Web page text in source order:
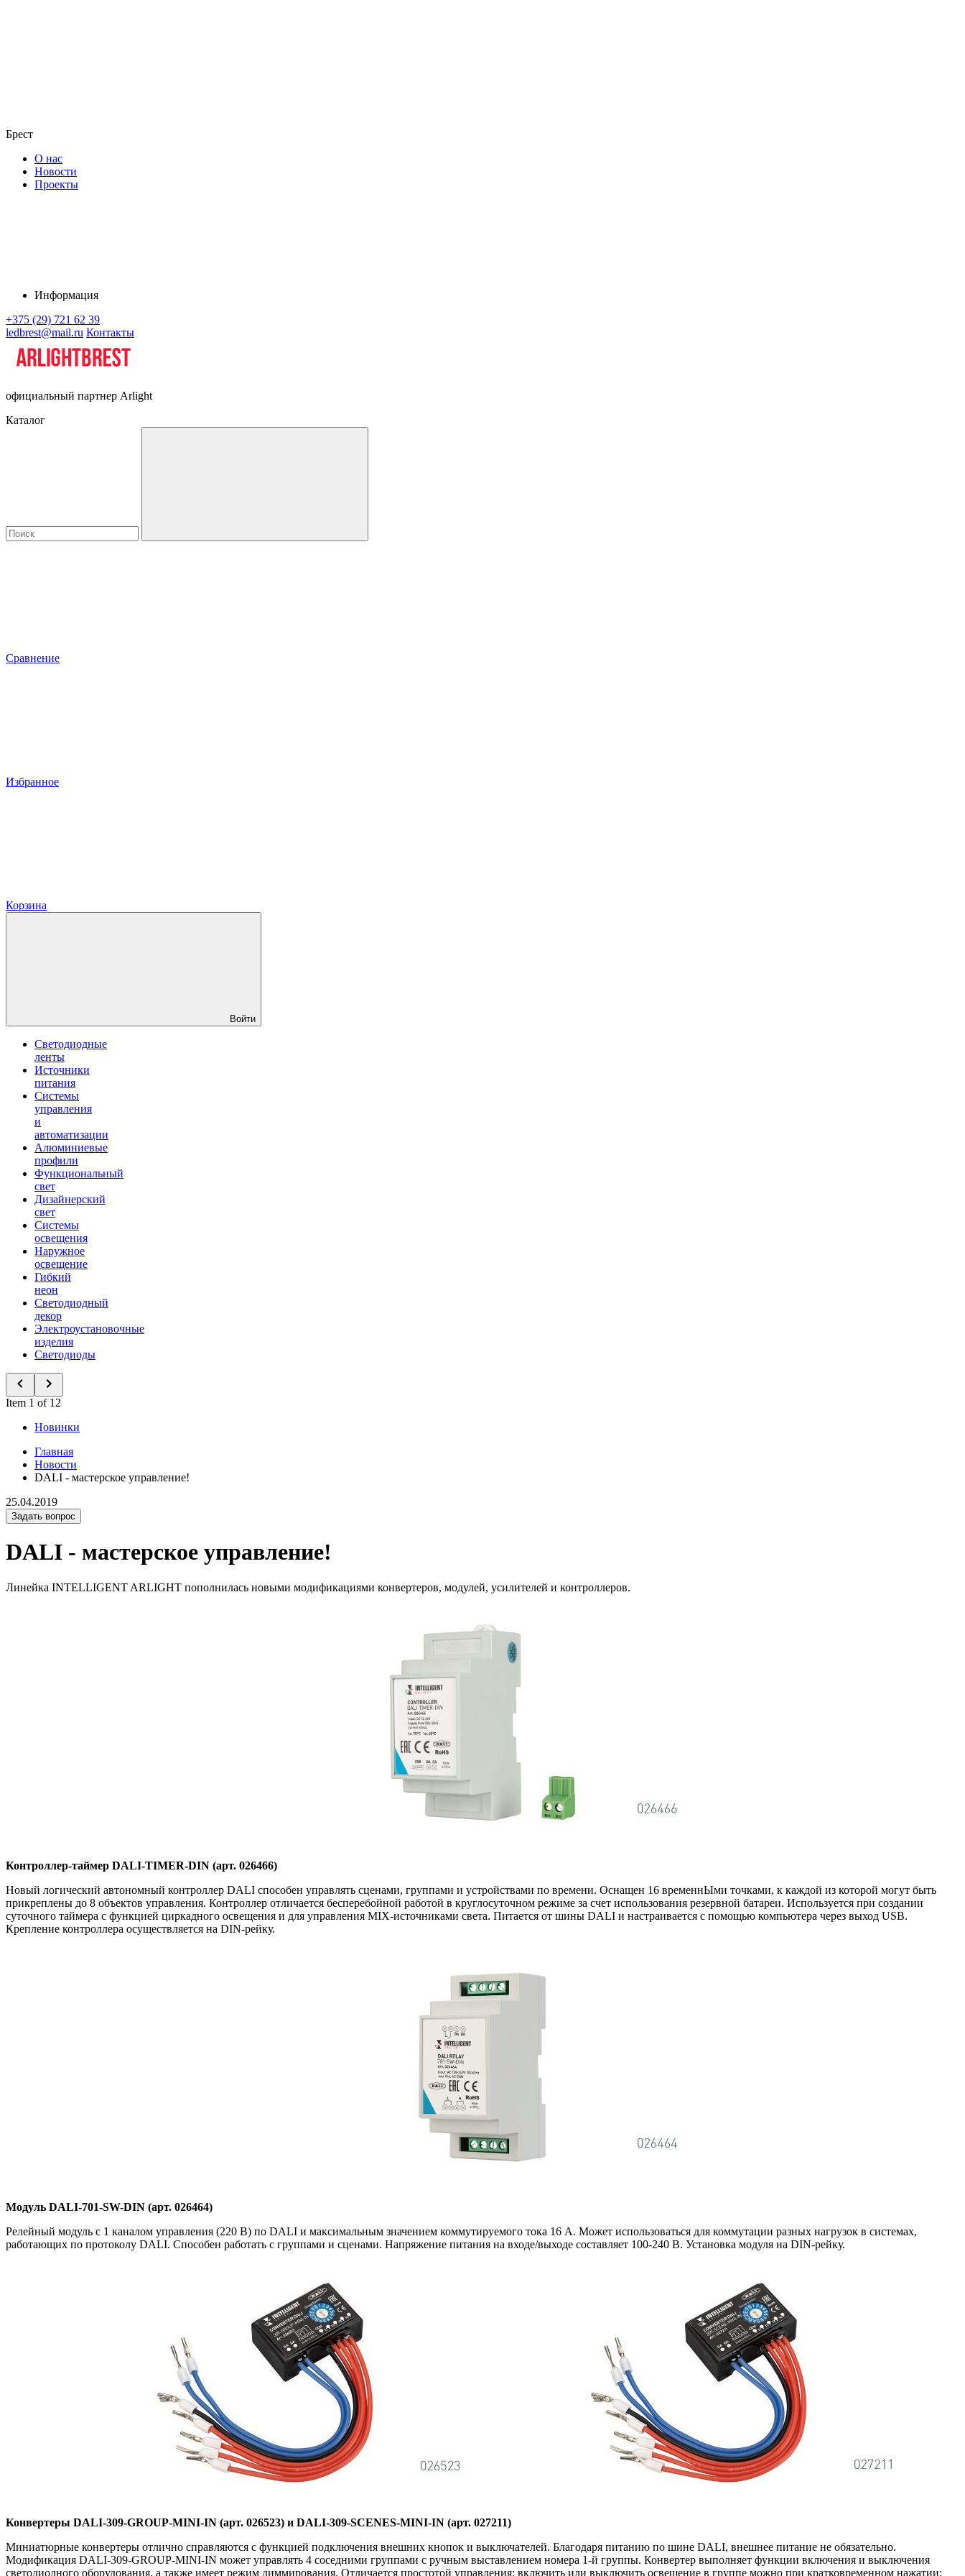
Брест
О нас
Новости
Проекты
Информация
+375 (29) 721 62 39
ledbrest@mail.ru Контакты
официальный партнер Arlight
Каталог
Сравнение
Избранное
Корзина
Войти
Светодиодные
ленты
Источники
питания
Системы
управления
и
автоматизации
Алюминиевые
профили
Функциональный
свет
Дизайнерский
свет
Системы
освещения
Наружное
освещение
Гибкий
неон
Светодиодный
декор
Электроустановочные
изделия
Светодиоды
Item 1 of 12
Новинки
Главная
Новости
DALI - мастерское управление!
25.04.2019
Задать вопрос
DALI - мастерское управление!
Линейка INTELLIGENT ARLIGHT пополнилась новыми модификациями конвертеров, модулей, усилителей и контроллеров.
Контроллер-таймер DALI-TIMER-DIN (арт. 026466)
Новый логический автономный контроллер DALI способен управлять сценами, группами и устройствами по времени. Оснащен 16 временнЫми точками, к каждой из которой могут быть
прикреплены до 8 объектов управления. Контроллер отличается бесперебойной работой в круглосуточном режиме за счет использования резервной батареи. Используется при создании
суточного таймера с функцией циркадного освещения и для управления MIX-источниками света. Питается от шины DALI и настраивается с помощью компьютера через выход USB.
Крепление контроллера осуществляется на DIN-рейку.
Модуль DALI-701-SW-DIN (арт. 026464)
Релейный модуль с 1 каналом управления (220 В) по DALI и максимальным значением коммутируемого тока 16 А. Может использоваться для коммутации разных нагрузок в системах,
работающих по протоколу DALI. Способен работать с группами и сценами. Напряжение питания на входе/выходе составляет 100-240 В. Установка модуля на DIN-рейку.
Конвертеры DALI-309-GROUP-MINI-IN (арт. 026523) и DALI-309-SCENES-MINI-IN (арт. 027211)
Миниатюрные конвертеры отлично справляются с функцией подключения внешних кнопок и выключателей. Благодаря питанию по шине DALI, внешнее питание не обязательно.
Модификация DALI-309-GROUP-MINI-IN может управлять 4 соседними группами с ручным выставлением номера 1-й группы. Конвертер выполняет функции включения и выключения
светодиодного оборудования, а также имеет режим диммирования. Отличается простотой управления: включить или выключить освещение в группе можно при кратковременном нажатии;